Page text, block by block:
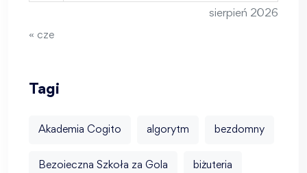
sierpień 2026
« cze
Tagi
Akademia Cogito algorytm bezdomny
Bezoieczna Szkoła za Gola biżuteria